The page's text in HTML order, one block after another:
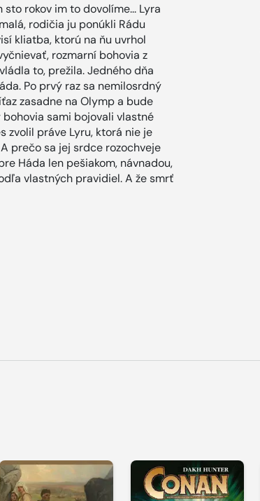
rokov im to dovolíme... Lyra
rodičia ju ponúkli Rádu
kliatba, ktorú na ňu uvrhol
rozmarní bohovia z
to, prežila. Jedného dňa
Po prvý raz sa nemilosrdný
zasadne na Olymp a bude
sami bojovali vlastné
zvolil práve Lyru, ktorá nie je
prečo sa jej srdce rozochveje
Háda len pešiakom, návnadou,
vlastných pravidiel. A že smrť